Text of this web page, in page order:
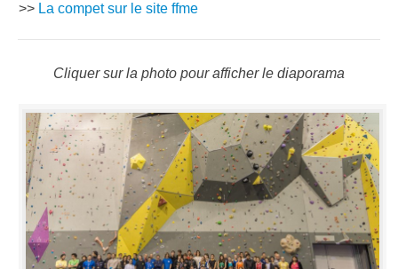
>> La compet sur le site ffme
Cliquer sur la photo pour afficher le diaporama